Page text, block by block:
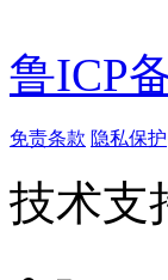
鲁ICP
免责条款 隐私保护
技术支